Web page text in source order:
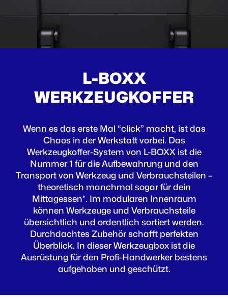
L-BOXX
WERKZEUGKOFFER
Wenn es das erste Mal “click” macht, ist das
Chaos in der Werkstatt vorbei. Das
Werkzeugkoffer-System von L-BOXX ist die
Nummer 1 für die Aufbewahrung und den
Transport von Werkzeug und Verbrauchsteilen –
theoretisch manchmal sogar für dein
Mittagessen*. Im modularen Innenraum
können Werkzeuge und Verbrauchsteile
übersichtlich und ordentlich sortiert werden.
Durchdachtes Zubehör schafft perfekten
Überblick. In dieser Werkzeugbox ist die
Ausrüstung für den Profi-Handwerker bestens
aufgehoben und geschützt.